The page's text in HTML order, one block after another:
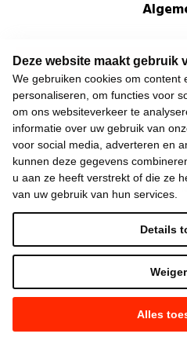
Deze website maakt gebruik
We gebruiken cookies om content
personaliseren, om functies voor
om ons websiteverkeer te
informatie over uw gebruik van
voor social media, adverteren en
kunnen deze gegevens
u aan ze heeft verstrekt of die ze
van uw gebruik van hun services.
Alles
Details
Laatste
©2026Vooruit — Privacyverklaring—
Gemaakt met